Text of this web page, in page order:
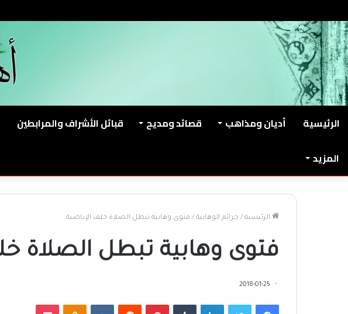
الرئيسية أديان ومذاهب قصائد ومديح قبائل الأشراف والمرابطين
المزيد
الرئيسية / جرائم الوهابية / فتوى وهابية تبطل الصلاة خلف الإباضية
فتوى وهابية تبطل الصلاة
2018-01-25
فيسبوك لينكدإن بينتيريست